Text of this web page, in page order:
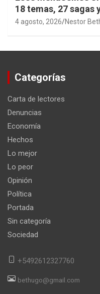
18 temas, 27 sagas
años de
4 agosto, 2026 Nestor
Categorías
Carta de lectores
Denuncias
Economía
Hechos
Lo mejor
Lo peor
Opinión
Política
Portada
Sin categoría
Sociedad
+5492612327760
bethugo@gmail.com